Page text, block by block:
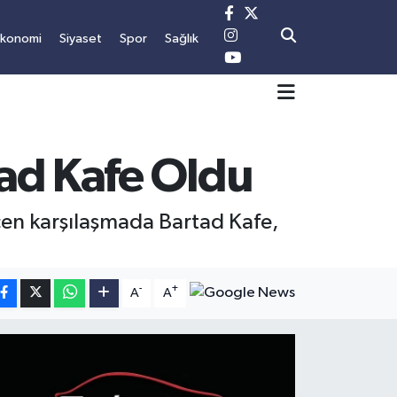
Siyaset Spor Sağlık
Kafe Oldu
karşılaşmada Bartad Kafe,
A- A+